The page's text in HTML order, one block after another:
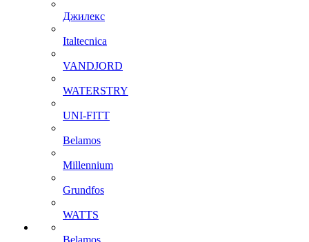
Джилекс
Italtecnica
VANDJORD
WATERSTRY
UNI-FITT
Belamos
Millennium
Grundfos
WATTS
Belamos